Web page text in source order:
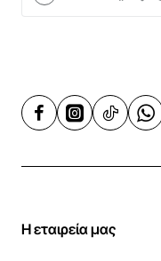
Η εταιρεία μας